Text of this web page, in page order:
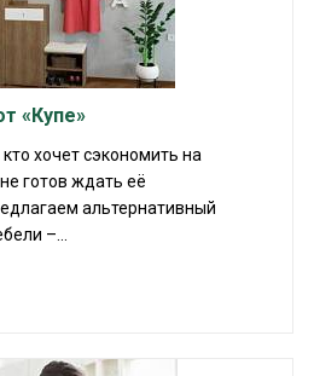
«Купе»
хочет сэкономить на
готов ждать её
альтернативный
–...